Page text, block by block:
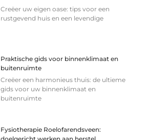
Creëer uw eigen oase: tips voor een
rustgevend huis en een levendige
Praktische gids voor binnenklimaat en
buitenruimte
Creëer een harmonieus thuis: de ultieme
gids voor uw binnenklimaat en
buitenruimte
Fysiotherapie Roelofarendsveen: